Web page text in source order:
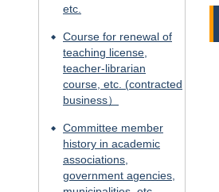
etc.
◆
Course for renewal of
teaching license,
teacher-librarian
course, etc. (contracted
business）
◆
Committee member
history in academic
associations,
government agencies,